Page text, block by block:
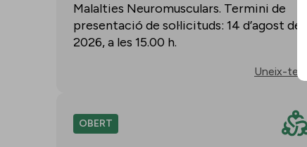
Malalties Neuromusculars. Termini de
presentació de sol·licituds: 14 d’agost de
2026, a les 15.00 h.
Uneix-te
OBERT